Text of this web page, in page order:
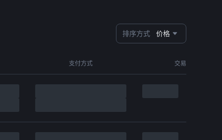
排序方式 价格
支付方式 交易